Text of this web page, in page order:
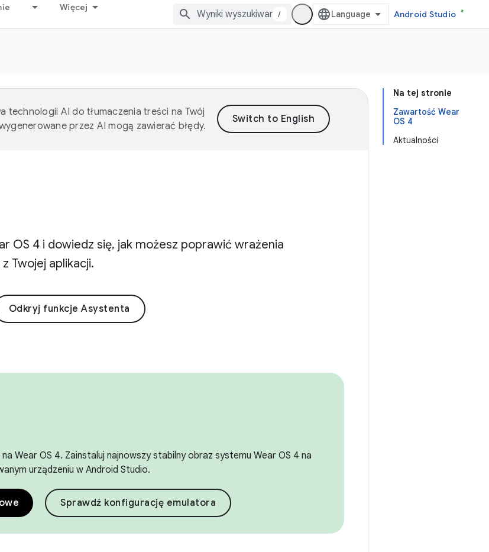
Więcej
/ Android Studio
Na tej stronie
Zawartość Wear
OS 4
Aktualności
technologii AI do tłumaczenia treści na Twój
przez AI mogą zawierać błędy.
OS 4 i dowiedz się, jak możesz poprawić wrażenia
Twojej aplikacji.
Odkryj funkcje Asystenta
Wear OS 4. Zainstaluj najnowszy stabilny obraz systemu Wear OS 4 na
urządzeniu w Android Studio.
Sprawdź konfigurację emulatora